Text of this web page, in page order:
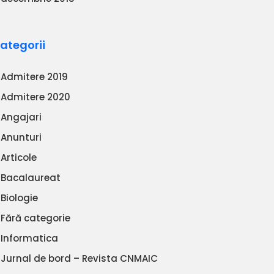
Admitere 2019
Admitere 2020
Angajari
Anunturi
Articole
Bacalaureat
Biologie
Fără categorie
Informatica
Jurnal de bord – Revista CNMAIC